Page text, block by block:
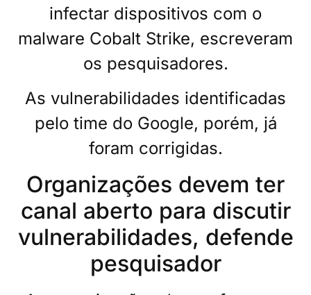
infectar dispositivos com o
malware Cobalt Strike, escreveram
os pesquisadores.
As vulnerabilidades identificadas
pelo time do Google, porém, já
foram corrigidas.
Organizações devem ter
canal aberto para discutir
vulnerabilidades, defende
pesquisador